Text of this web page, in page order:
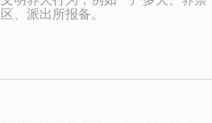
、派出所报备。